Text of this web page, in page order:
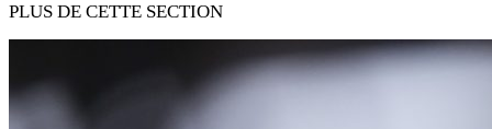
PLUS DE CETTE SECTION